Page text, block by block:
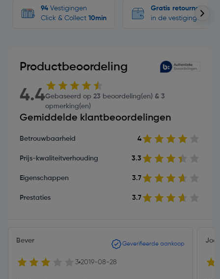
94 Vestigingen
Click & Collect 10min
Gratis retourneren
in de vestigingen
Productbeoordeling
4.4Gebaseerd op 23 beoordeling(en) & 3
opmerking(en)
Gemiddelde klantbeoordelingen
Betrouwbaarheid 4
Prijs-kwaliteitverhouding 3.3
Eigenschappen 3.7
Prestaties 3.7
Bever Geverifieerde aankoop
3 2019-08-28